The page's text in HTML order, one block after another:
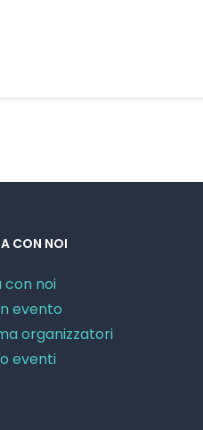
CON NOI
con noi
evento
organizzatori
eventi